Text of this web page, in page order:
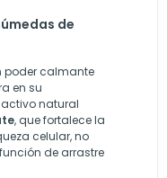
de
poder calmante
en su
natural
, que fortalece la
celular, no
de arrastre